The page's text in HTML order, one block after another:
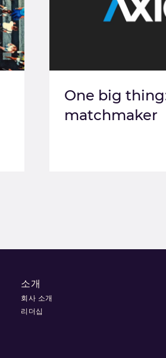
One big
matchmaker
소개
회사 소개
리더십